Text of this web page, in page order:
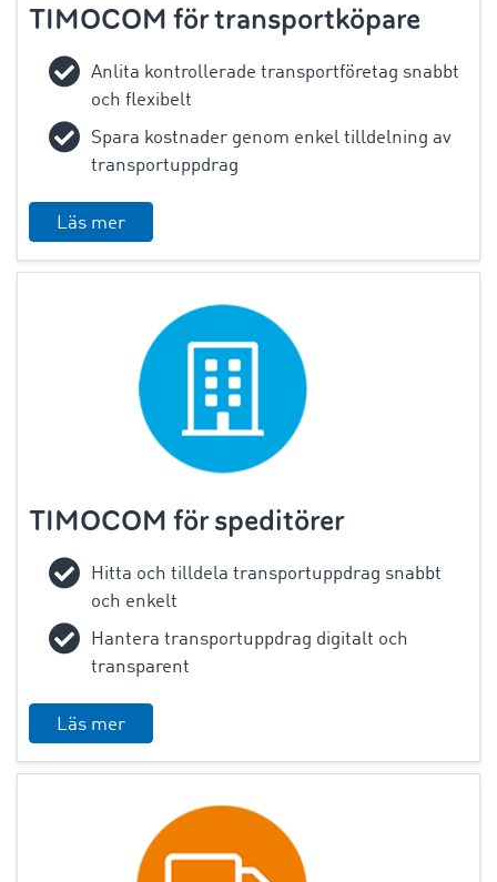
TIMOCOM för transportköpare
Anlita kontrollerade transportföretag snabbt
och flexibelt
Spara kostnader genom enkel tilldelning av
transportuppdrag
Läs mer
TIMOCOM för speditörer
Hitta och tilldela transportuppdrag snabbt
och enkelt
Hantera transportuppdrag digitalt och
transparent
Läs mer